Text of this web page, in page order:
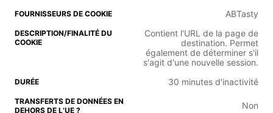
ABTasty
Contient l'URL de la page de
destination. Permet
également de déterminer s'il
s'agit d'une nouvelle session.
30 minutes d'inactivité
Non